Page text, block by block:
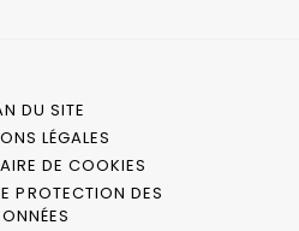
DU SITE
LÉGALES
DE COOKIES
PROTECTION DES